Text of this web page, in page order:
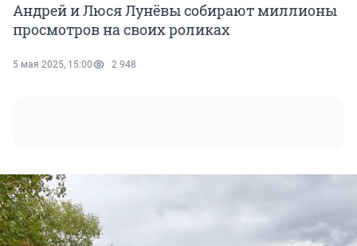
Андрей и Люся Лунёвы собирают миллионы
просмотров на своих роликах
5 мая 2025, 15:00 2 948